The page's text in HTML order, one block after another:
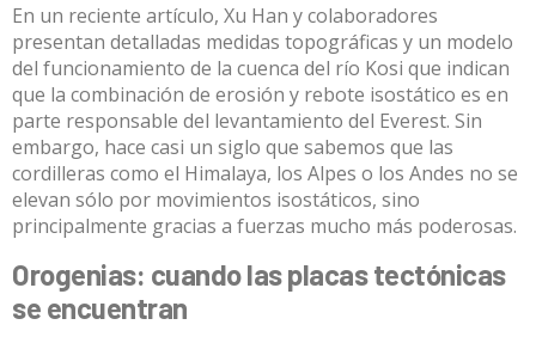
En un reciente artículo, Xu Han y colaboradores
presentan detalladas medidas topográficas y un modelo
del funcionamiento de la cuenca del río Kosi que indican
que la combinación de erosión y rebote isostático es en
parte responsable del levantamiento del Everest. Sin
embargo, hace casi un siglo que sabemos que las
cordilleras como el Himalaya, los Alpes o los Andes no se
elevan sólo por movimientos isostáticos, sino
principalmente gracias a fuerzas mucho más poderosas.
Orogenias: cuando las placas tectónicas
se encuentran